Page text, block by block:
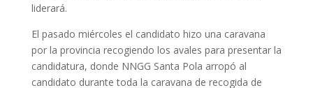
liderará.
El pasado miércoles el candidato hizo una caravana
por la provincia recogiendo los avales para presentar la
candidatura, donde NNGG Santa Pola arropó al
candidato durante toda la caravana de recogida de